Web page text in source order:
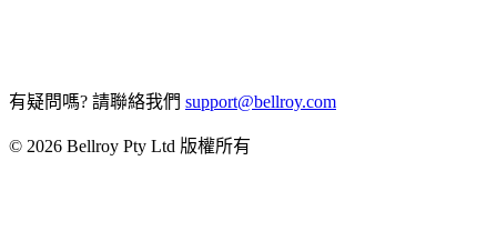
有疑問嗎? 請聯絡我們 support@bellroy.com
© 2026 Bellroy Pty Ltd 版權所有